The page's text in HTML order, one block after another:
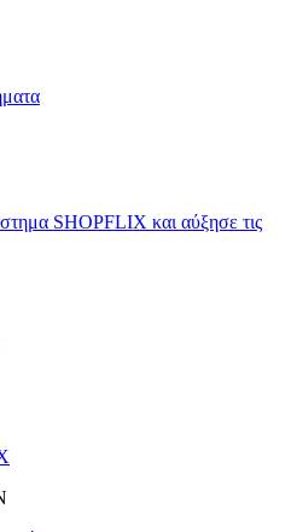
SHOPFLIX και αύξησε τις